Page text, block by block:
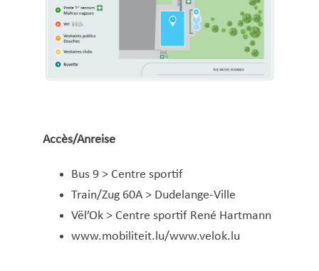
Accès/Anreise
Bus 9 > Centre sportif
Train/Zug 60A > Dudelange-Ville
Vël’Ok > Centre sportif René Hartmann
www.mobiliteit.lu/www.velok.lu